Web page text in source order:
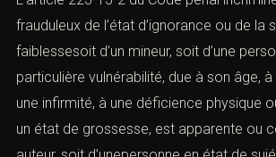
qualité (
article 314-3 du Code pénal).
B). — L’abus de faiblesse
(Détournement et
L’ article 223-15-2du Code pénal incrimine